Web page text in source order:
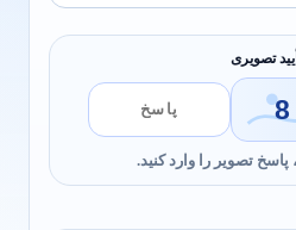
تصویری
پاسخ تصویر را وارد کنید.